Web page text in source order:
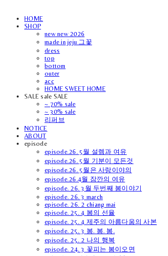
HOME
SHOP
new new 2026
made in jeju 그꽃
dress
top
bottom
outer
acc
HOME SWEET HOME
SALE sale SALE
~ 70% sale
~ 30% sale
리퍼브
NOTICE
ABOUT
episode
episode.26. 5월 설렘과 여유
episode.26. 5월 기분이 모든것
episode.26. 5월은 사랑이야의
episode.26.4월 잠깐의 여유
episode. 26. 3월 두번째 봄이야기
episode. 26. 3 march
episode. 26. 2 chiang mai
episode. 25. 4 봄의 선율
episode. 25. 4 제주의 아름다움의 사본
episode. 25. 3 봄. 봄. 봄.
episode. 25. 2 나의 행복
episode. 24. 3 꽃피는 봄이오면